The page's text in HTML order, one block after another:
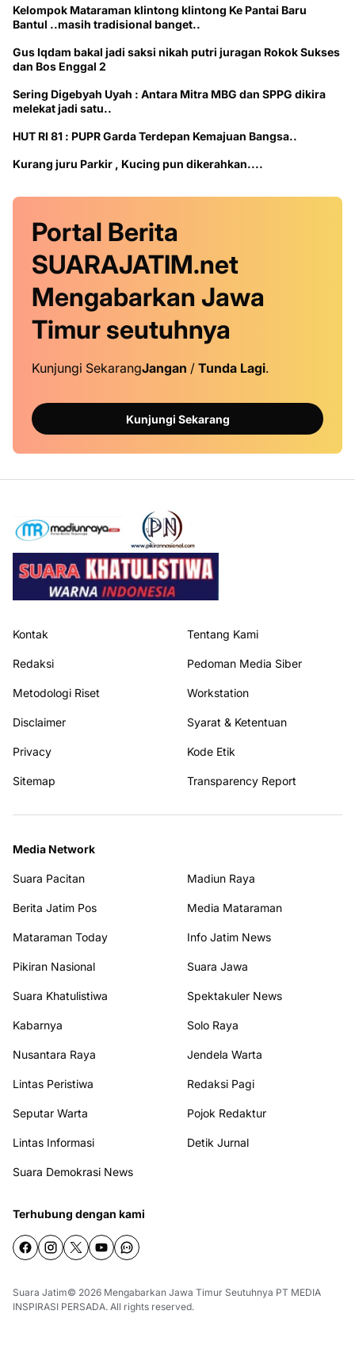
Kelompok Mataraman klintong klintong Ke Pantai Baru
Bantul ..masih tradisional banget..
Gus Iqdam bakal jadi saksi nikah putri juragan Rokok Sukses
dan Bos Enggal 2
Sering Digebyah Uyah : Antara Mitra MBG dan SPPG dikira
melekat jadi satu..
HUT RI 81 : PUPR Garda Terdepan Kemajuan Bangsa..
Kurang juru Parkir , Kucing pun dikerahkan....
Portal Berita
SUARAJATIM.net
Mengabarkan Jawa
Timur seutuhnya
Kunjungi SekarangJangan / Tunda Lagi.
Kunjungi Sekarang
Kontak Tentang Kami
Redaksi Pedoman Media Siber
Metodologi Riset Workstation
Disclaimer Syarat & Ketentuan
Privacy Kode Etik
Sitemap Transparency Report
Media Network
Suara Pacitan Madiun Raya
Berita Jatim Pos Media Mataraman
Mataraman Today Info Jatim News
Pikiran Nasional Suara Jawa
Suara Khatulistiwa Spektakuler News
Kabarnya Solo Raya
Nusantara Raya Jendela Warta
Lintas Peristiwa Redaksi Pagi
Seputar Warta Pojok Redaktur
Lintas Informasi Detik Jurnal
Suara Demokrasi News
Terhubung dengan kami
Suara Jatim© 2026 Mengabarkan Jawa Timur Seutuhnya PT MEDIA
INSPIRASI PERSADA. All rights reserved.